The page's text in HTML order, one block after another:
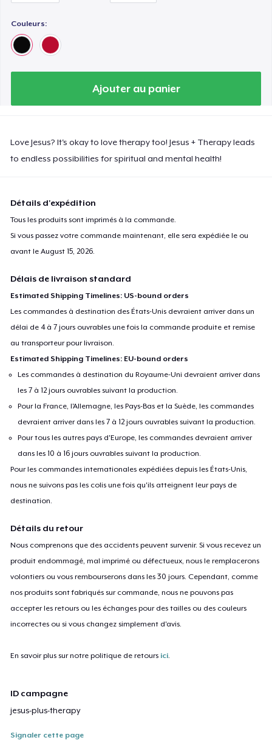
Couleurs:
Ajouter au panier
Love Jesus? It's okay to love therapy too! Jesus + Therapy leads
to endless possibilities for spiritual and mental health!
Détails d'expédition
Tous les produits sont imprimés à la commande.
Si vous passez votre commande maintenant, elle sera expédiée le ou
avant leAugust 15, 2026.
Délais de livraison standard
Estimated Shipping Timelines: US-bound orders
Les commandes à destination des États-Unis devraient arriver dans un
délai de 4 à 7 jours ouvrables une fois la commande produite et remise
au transporteur pour livraison.
Estimated Shipping Timelines: EU-bound orders
Les commandes à destination du Royaume-Uni devraient arriver dans
les 7 à 12 jours ouvrables suivant la production.
Pour la France, l'Allemagne, les Pays-Bas et la Suède, les commandes
devraient arriver dans les 7 à 12 jours ouvrables suivant la production.
Pour tous les autres pays d'Europe, les commandes devraient arriver
dans les 10 à 16 jours ouvrables suivant la production.
Pour les commandes internationales expédiées depuis les États-Unis,
nous ne suivons pas les colis une fois qu'ils atteignent leur pays de
destination.
Détails du retour
Nous comprenons que des accidents peuvent survenir. Si vous recevez un
produit endommagé, mal imprimé ou défectueux, nous le remplacerons
volontiers ou vous rembourserons dans les 30 jours. Cependant, comme
nos produits sont fabriqués sur commande, nous ne pouvons pas
accepter les retours ou les échanges pour des tailles ou des couleurs
incorrectes ou si vous changez simplement d'avis.
En savoir plus sur notre politique de retours ici.
ID campagne
jesus-plus-therapy
Signaler cette page